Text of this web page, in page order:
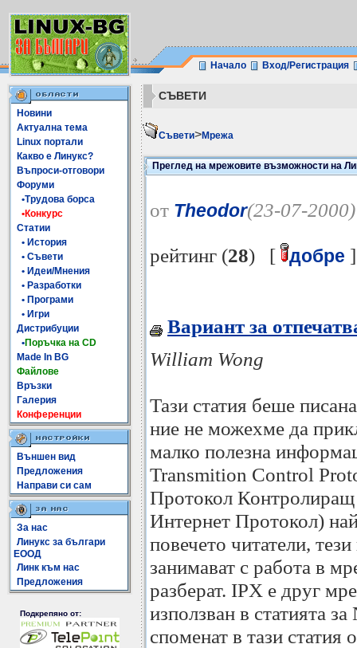
Начало Вход/Регистрация
Новини
Актуална тема
Linux портали
Какво е Линукс?
Въпроси-отговори
Форуми
•Трудова борса
•Конкурс
Статии
• История
• Съвети
• Идеи/Мнения
• Разработки
• Програми
• Игри
Дистрибуции
•Поръчка на CD
Made In BG
Файлове
Връзки
Галерия
Конференции
Външен вид
Предложения
Направи си сам
За нас
Линукс за българи
ЕООД
Линк към нас
Предложения
Подкрепяно от:
СЪВЕТИ
Съвети>Мрежа
Преглед на мрежовите възможности на
от Theodor(23-07-2000)
рейтинг (28) [ добре
Вариант за
William Wong
Тази статия беше
ние не можехме да
малко полезна
Transmition Control
Протокол
Интернет Протокол)
повечето читатели,
занимават с работа в
разберат. IPX е друг
използван в статията
споменат в тази статия